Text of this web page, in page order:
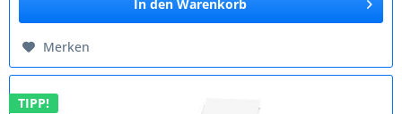
In den Warenkorb
Merken
TIPP!